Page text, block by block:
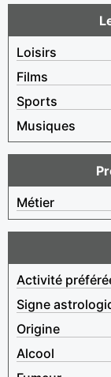
Loisirs
Films
Sports
Musiques
Métier
Activité
Signe
Origine
Alcool